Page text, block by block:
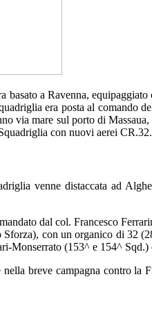
basato a Ravenna,
era posta al comando
via mare sul porto di
con nuovi aerei CR.32.
venne distaccata ad
dal col. Francesco
Sforza), con un organico di 32
Monserrato (153^ e 154^
breve campagna contro la